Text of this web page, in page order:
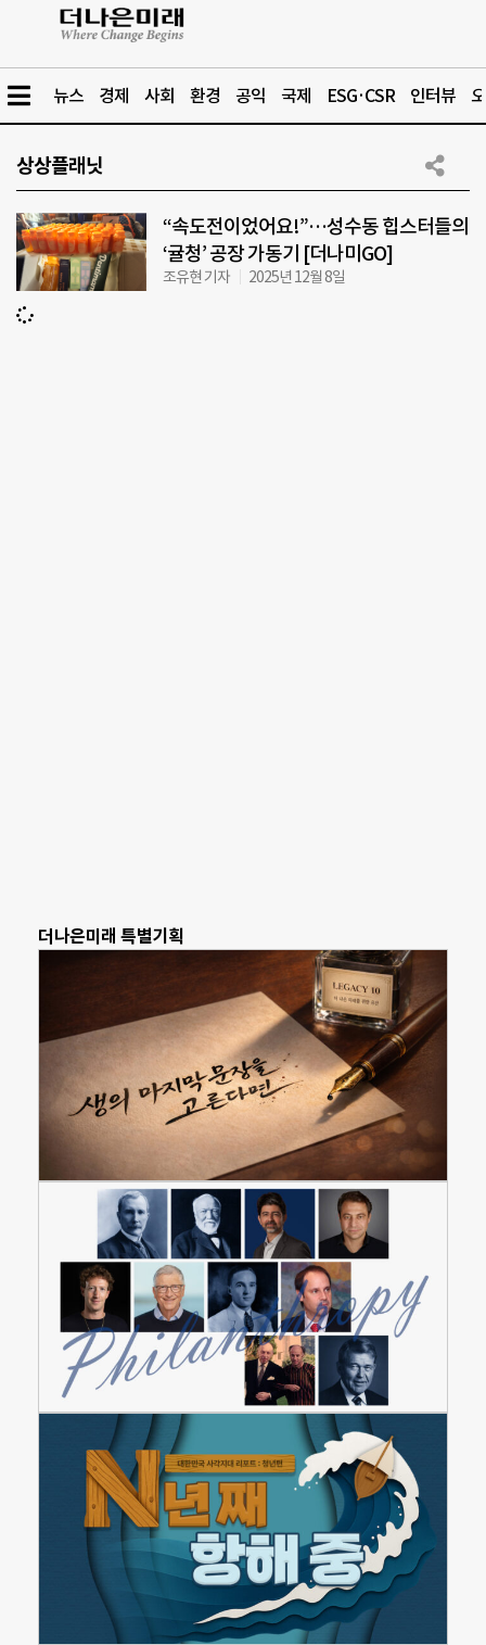
뉴스 경제 사회 환경 공익 국제 ESG·CSR 인터뷰
상상플래닛
“속도전이었어요!”…성수동 힙스터들의
‘귤청’ 공장 가동기 [더나미GO]
조유현 기자 2025년 12월 8일
더나은미래 특별기획